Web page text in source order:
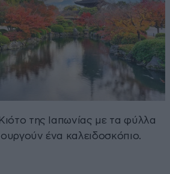
της Ιαπωνίας με τα φύλλα
ένα καλειδοσκόπιο.